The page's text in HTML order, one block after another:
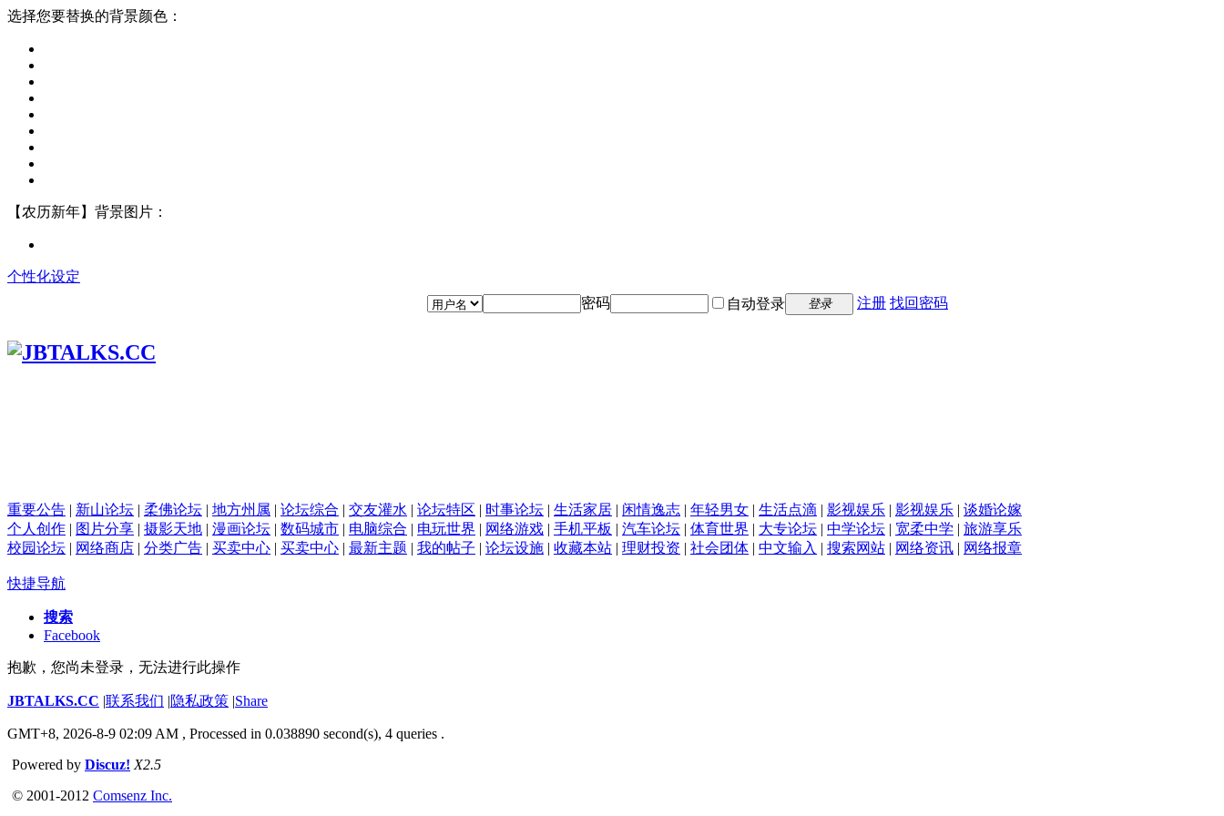
选择您要替换的背景颜色：
【农历新年】背景图片：
个性化设定
密码
自动登录 登录 注册 找回密码
重要公告 | 新山论坛 | 柔佛论坛 | 地方州属 | 论坛综合 | 交友灌水 | 论坛特区 | 时事论坛 | 生活家居 | 闲情逸志 | 年轻男女 | 生活点滴 | 影视娱乐 | 影视娱乐 | 谈婚论嫁
个人创作 | 图片分享 | 摄影天地 | 漫画论坛 | 数码城市 | 电脑综合 | 电玩世界 | 网络游戏 | 手机平板 | 汽车论坛 | 体育世界 | 大专论坛 | 中学论坛 | 宽柔中学 | 旅游享乐
校园论坛 | 网络商店 | 分类广告 | 买卖中心 | 买卖中心 | 最新主题 | 我的帖子 | 论坛设施 | 收藏本站 | 理财投资 | 社会团体 | 中文输入 | 搜索网站 | 网络资讯 | 网络报章
快捷导航
搜索
Facebook
抱歉，您尚未登录，无法进行此操作
JBTALKS.CC |联系我们 |隐私政策 |Share
GMT+8, 2026-8-9 02:09 AM , Processed in 0.038890 second(s), 4 queries .
Powered by Discuz! X2.5
© 2001-2012 Comsenz Inc.